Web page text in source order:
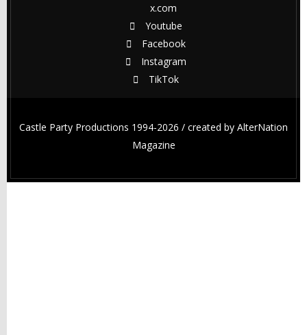
x.com
Youtube
Facebook
Instagram
TikTok
Castle Party Productions 1994-2026 / created by AlterNation
Magazine